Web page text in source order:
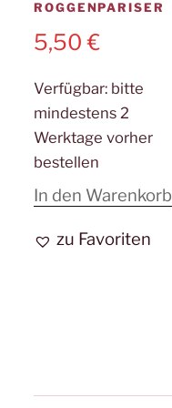
ROGGENPARISER
5,50€
Verfügbar: bitte
mindestens 2
Werktage vorher
bestellen
In den Warenkorb
zu Favoriten